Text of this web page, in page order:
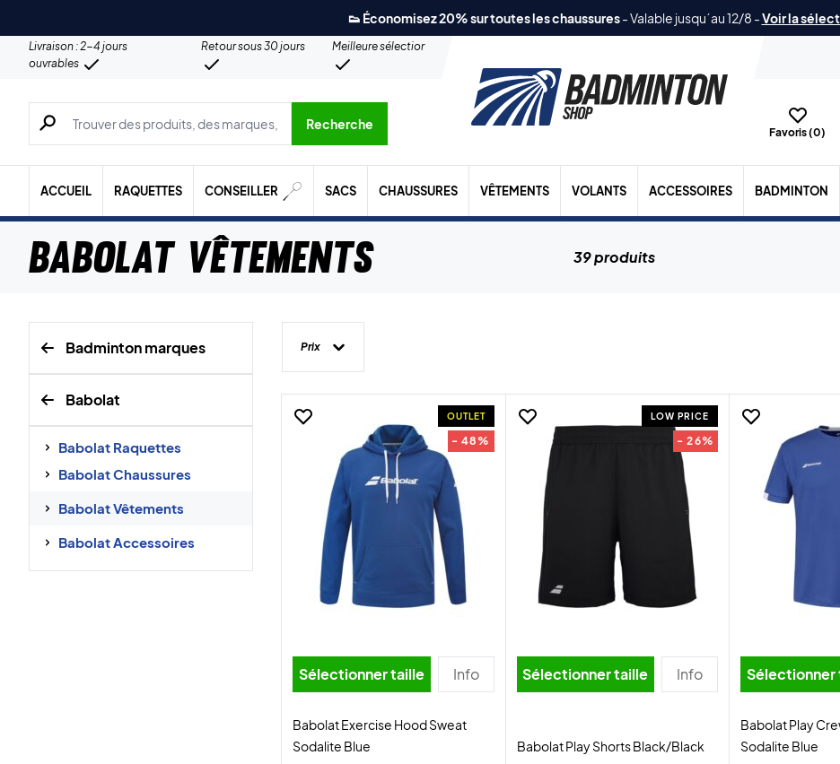
👟 Économisez 20% sur toutes les chaussures-Valable jusqu´au 12/8 -Voir la
Livraison : 2-4 jours
ouvrables
Retour sous 30 jours
Meilleure sélection
Recherche de produits, de marques, etc.
Recherche
Favoris (0)
ACCUEIL RAQUETTES CONSEILLER SACS CHAUSSURES VÊTEMENTS VOLANTS ACCESSOIRES BADMINTON
Babolat Vêtements 39 produits
Badminton marques
Babolat
Babolat Raquettes
Babolat Chaussures
Babolat Vêtements
Babolat Accessoires
Prix
OUTLET
- 48%
Sélectionner taille Info
Babolat Exercise Hood Sweat
Sodalite Blue
LOW PRICE
- 26%
Sélectionner taille Info
Babolat Play Shorts Black/Black
Sélectionner
Babolat Play
Sodalite Blue